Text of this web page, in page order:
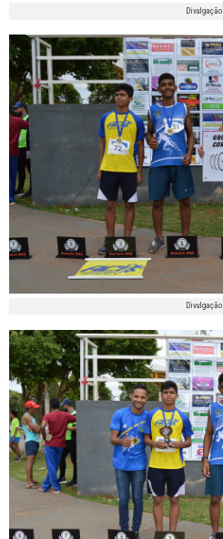
Divulgação
Divulgação